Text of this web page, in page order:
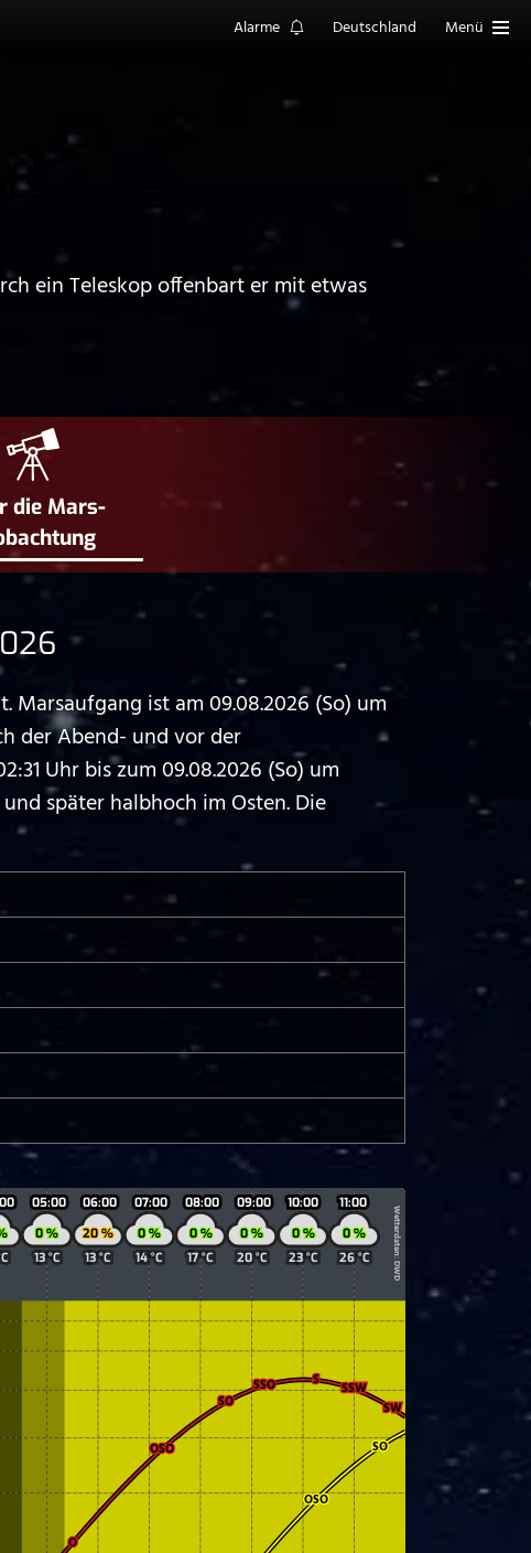
Alarme Deutschland Menü
ein Teleskop offenbart er mit etwas
die Mars­
ist am 09.08.2026 (So) um
der Abend- und vor der
Uhr bis zum 09.08.2026 (So) um
später halbhoch im Osten. Die